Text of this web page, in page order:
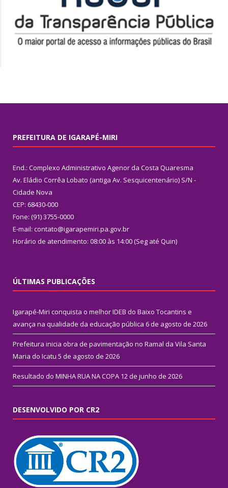
PREFEITURA DE IGARAPÉ-MIRI
End.: Complexo Administrativo Agenor da Costa Quaresma
Av. Eládio Corrêa Lobato (antiga Av. Sesquicentenário) S/N -
Cidade Nova
CEP: 68430-000
Fone: (91) 3755-0000
E-mail: contato@igarapemiri.pa.gov.br
Horário de atendimento: 08:00 às 14:00 (Seg até Quin)
ÚLTIMAS PUBLICAÇÕES
Igarapé-Miri conquista o melhor IDEB do Baixo Tocantins e
avança na qualidade da educação pública 6 de agosto de 2026
Prefeitura inicia obra de pavimentação no Ramal da Vila Santa
Maria do Icatu 5 de agosto de 2026
Resultado do MINHA RUA NA COPA 12 de junho de 2026
DESENVOLVIDO POR CR2